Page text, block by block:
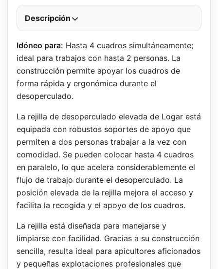
Descripción
Idóneo para: Hasta 4 cuadros simultáneamente;
ideal para trabajos con hasta 2 personas. La
construcción permite apoyar los cuadros de
forma rápida y ergonómica durante el
desoperculado.
La rejilla de desoperculado elevada de Logar está
equipada con robustos soportes de apoyo que
permiten a dos personas trabajar a la vez con
comodidad. Se pueden colocar hasta 4 cuadros
en paralelo, lo que acelera considerablemente el
flujo de trabajo durante el desoperculado. La
posición elevada de la rejilla mejora el acceso y
facilita la recogida y el apoyo de los cuadros.
La rejilla está diseñada para manejarse y
limpiarse con facilidad. Gracias a su construcción
sencilla, resulta ideal para apicultores aficionados
y pequeñas explotaciones profesionales que